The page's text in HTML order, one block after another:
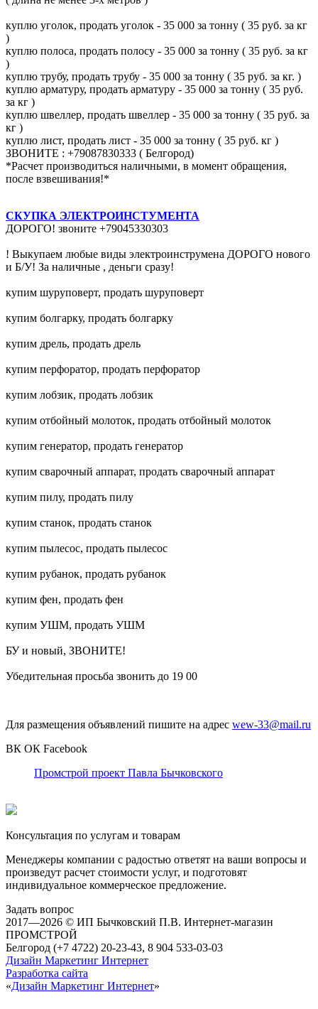
куплю уголок, продать уголок - 35 000 за тонну ( 35 руб. за кг
)
куплю полоса, продать полосу - 35 000 за тонну ( 35 руб. за кг
)
куплю трубу, продать трубу - 35 000 за тонну ( 35 руб. за кг. )
куплю арматуру, продать арматуру - 35 000 за тонну ( 35 руб.
за кг )
куплю швеллер, продать швеллер - 35 000 за тонну ( 35 руб. за
кг )
куплю лист, продать лист - 35 000 за тонну ( 35 руб. кг )
ЗВОНИТЕ : +79087830333 ( Белгород)
*Расчет производиться наличными, в момент обращения,
после взвешивания!*
СКУПКА ЭЛЕКТРОИНСТУМЕНТА
ДОРОГО! звоните +79045330303
! Выкупаем любые виды электроинструмена ДОРОГО нового
и Б/У! За наличные , деньги сразу!
купим шуруповерт, продать шуруповерт
купим болгарку, продать болгарку
купим дрель, продать дрель
купим перфоратор, продать перфоратор
купим лобзик, продать лобзик
купим отбойный молоток, продать отбойный молоток
купим генератор, продать генератор
купим сварочный аппарат, продать сварочный аппарат
купим пилу, продать пилу
купим станок, продать станок
купим пылесос, продать пылесос
купим рубанок, продать рубанок
купим фен, продать фен
купим УШМ, продать УШМ
БУ и новый, ЗВОНИТЕ!
Убедительная просьба звонить до 19 00
Для размещения объявлений пишите на адрес wew-33@mail.ru
ВК ОК Facebook
Промстрой проект Павла Бычковского
Консультация по услугам и товарам
Менеджеры компании с радостью ответят на ваши вопросы и
произведут расчет стоимости услуг, и подготовят
индивидуальное коммерческое предложение.
Задать вопрос
2017—2026 © ИП Бычковский П.В. Интернет-магазин
ПРОМСТРОЙ
Белгород (+7 4722) 20-23-43, 8 904 533-03-03
Дизайн Маркетинг Интернет
Разработка сайта
«Дизайн Маркетинг Интернет»